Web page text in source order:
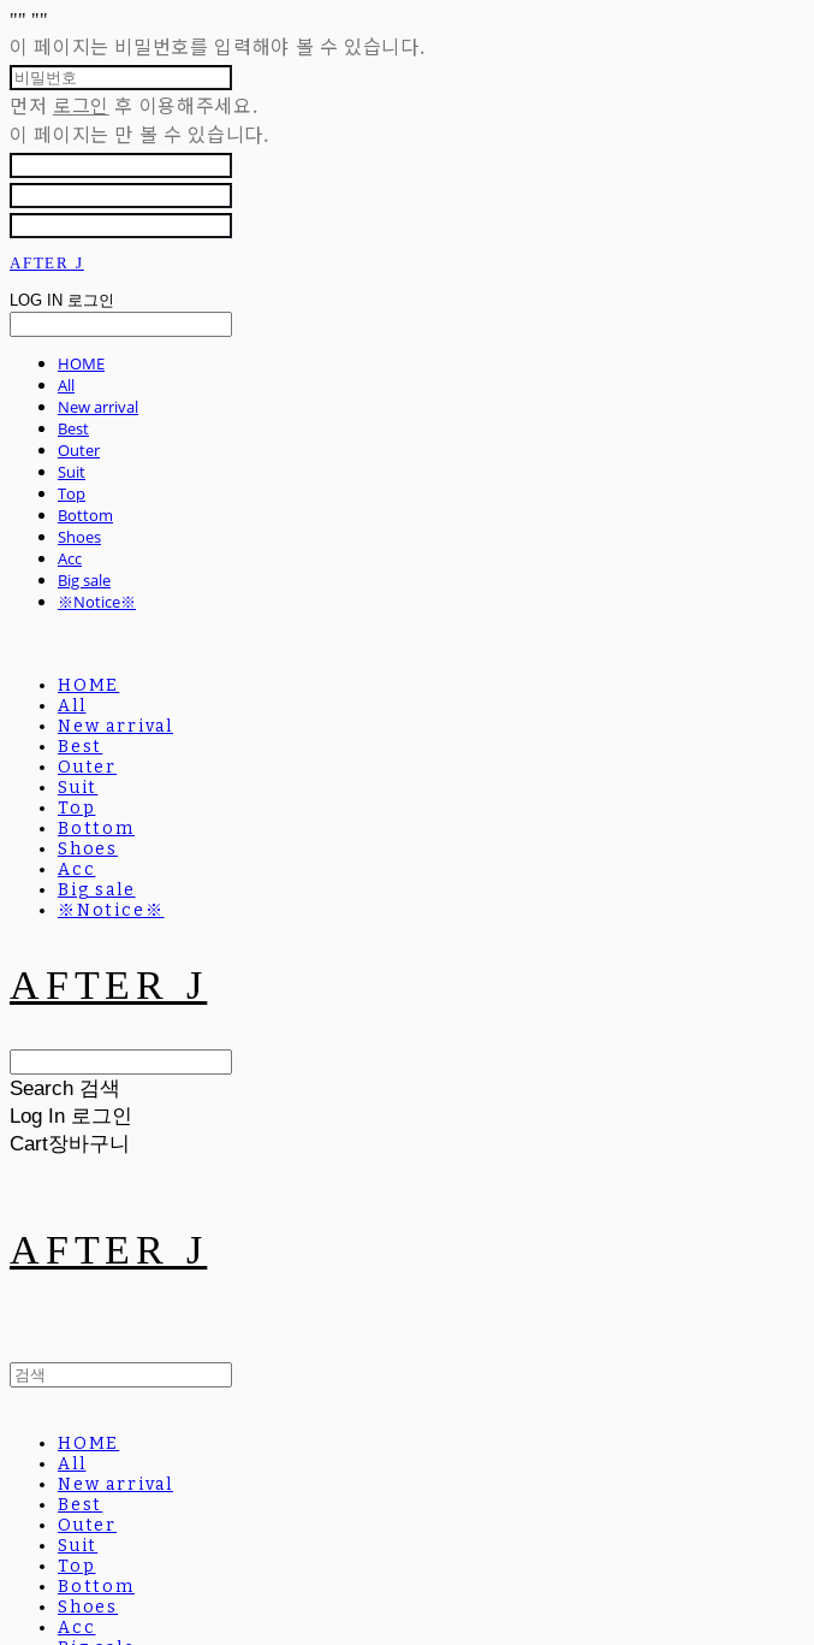
"" ""
이 페이지는 비밀번호를 입력해야 볼 수 있습니다.
먼저 로그인 후 이용해주세요.
이 페이지는 만 볼 수 있습니다.
AFTER J
LOG IN 로그인
HOME
All
New arrival
Best
Outer
Suit
Top
Bottom
Shoes
Acc
Big sale
※Notice※
HOME
All
New arrival
Best
Outer
Suit
Top
Bottom
Shoes
Acc
Big sale
※Notice※
AFTER J
Search 검색
Log In 로그인
Cart장바구니
AFTER J
HOME
All
New arrival
Best
Outer
Suit
Top
Bottom
Shoes
Acc